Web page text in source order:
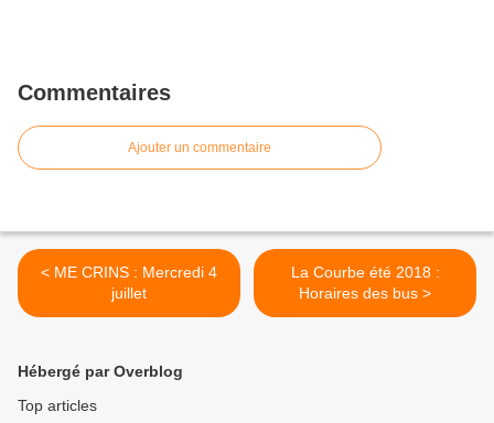
Commentaires
Ajouter un commentaire
< ME CRINS : Mercredi 4
juillet
La Courbe été 2018 :
Horaires des bus >
Hébergé par Overblog
Top articles